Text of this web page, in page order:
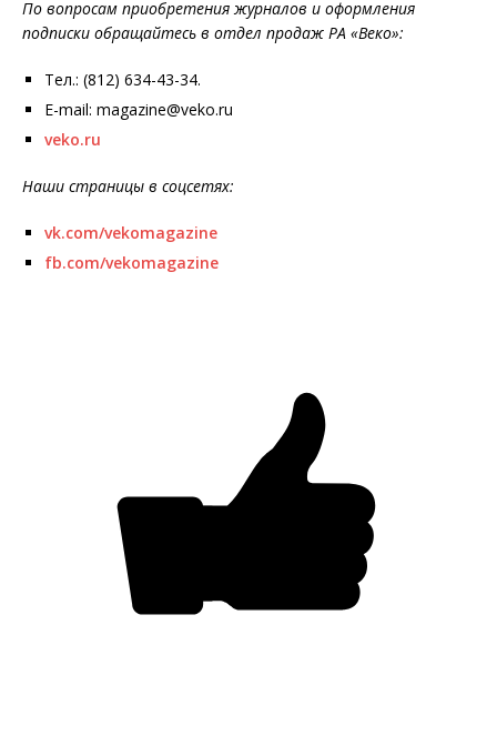
По вопросам приобретения журналов и оформления
подписки обращайтесь в отдел продаж РА «Веко»:
Тел.: (812) 634-43-34.
E-mail: magazine@veko.ru
veko.ru
Наши страницы в соцсетях:
vk.com/vekomagazine
fb.com/vekomagazine